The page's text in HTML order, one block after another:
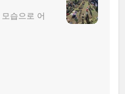
습으로 어